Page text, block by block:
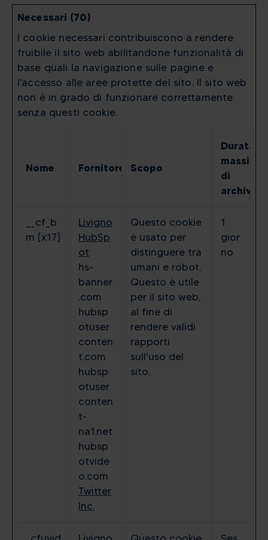
Necessari (70)
I cookie necessari contribuiscono a rendere
fruibile il sito web abilitandone funzionalità di
base quali la navigazione sulle pagine e
l'accesso alle aree protette del sito. Il sito web
non è in grado di funzionare correttamente
senza questi cookie.
Nome Fornitore Scopo
Durata
massima
di
__cf_b
m [x17]
Livigno
HubSp
ot
hs-
banner
.com
hubsp
otuser
conten
t.com
hubsp
otuser
conten
t-
na1.net
hubsp
otvide
o.com
Twitter
Inc.
Questo cookie
è usato per
distinguere tra
umani e robot.
Questo è utile
per il sito web,
al fine di
rendere validi
rapporti
sull'uso del
sito.
1
gior
no